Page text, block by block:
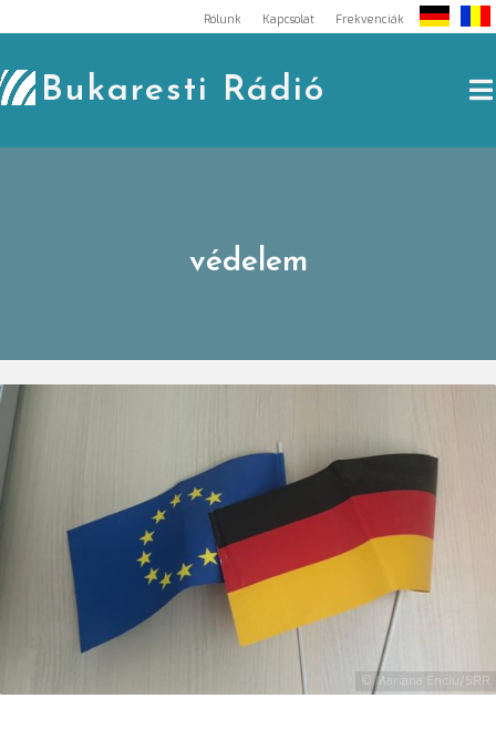
to
content
Rólunk Kapcsolat Frekvenciák
Bukaresti Rádió
védelem
© Mariana Enciu/SRR